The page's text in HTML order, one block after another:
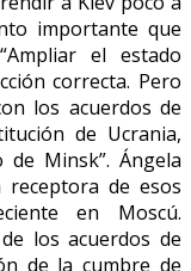
importante que
el estado
correcta. Pero
los acuerdos de
de Ucrania,
Minsk”. Ángela
de esos
en Moscú.
los acuerdos de
de la cumbre de